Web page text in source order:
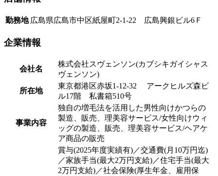
勤務地 広島県広島市中区紙屋町2-1-22 広島興銀ビル6Ｆ
企業情報
会社名
株式会社スヴェンソン(カブシキガイシャス
ヴェンソン)
所在地
東京都港区赤坂1-12-32 アークヒルズ森ビ
ル17階 私書箱510号
事業内容
独自の増毛法を活用した男性向けかつらの
製造、販売、理美容サービス/女性向けウィ
ッグの製造、販売、理美容サービス/ヘアケ
ア商品の販売
賞与(2025年度実績有)／交通費(月10万円迄)
／家族手当(最大2万円支給)／住宅手当(最大
2万円支給)／社会保険(厚生年金、雇用保